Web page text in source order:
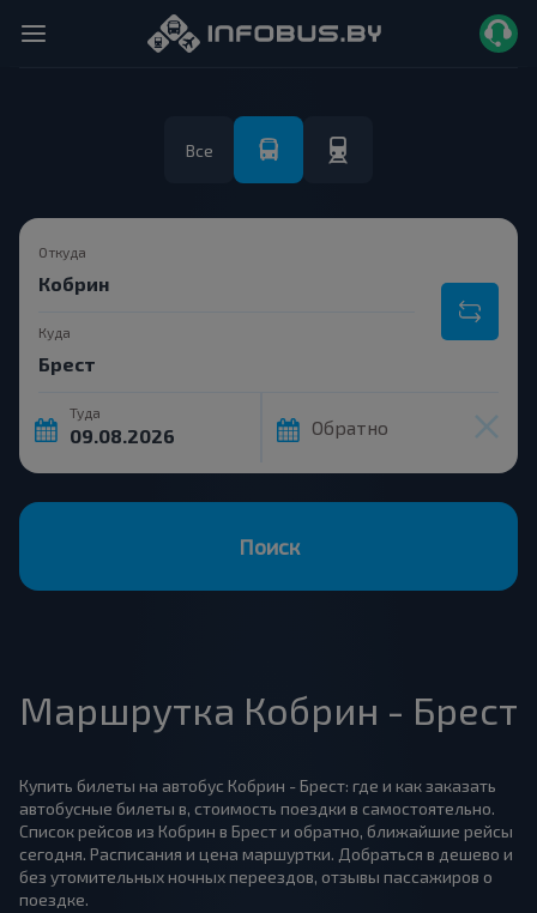
Все
Откуда
Куда
Туда
Обратно
Поиск
Маршрутка Кобрин - Брест
Купить билеты на автобус Кобрин - Брест: где и как заказать
автобусные билеты в, стоимость поездки в самостоятельно.
Список рейсов из Кобрин в Брест и обратно, ближайшие рейсы
сегодня. Расписания и цена маршуртки. Добраться в дешево и
без утомительных ночных переездов, отзывы пассажиров о
поездке.